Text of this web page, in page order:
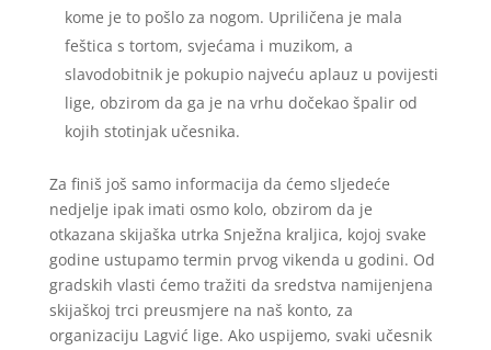
kome je to pošlo za nogom. Upriličena je mala
feštica s tortom, svjećama i muzikom, a
slavodobitnik je pokupio najveću aplauz u povijesti
lige, obzirom da ga je na vrhu dočekao špalir od
kojih stotinjak učesnika.
Za finiš još samo informacija da ćemo sljedeće
nedjelje ipak imati osmo kolo, obzirom da je
otkazana skijaška utrka Snježna kraljica, kojoj svake
godine ustupamo termin prvog vikenda u godini. Od
gradskih vlasti ćemo tražiti da sredstva namijenjena
skijaškoj trci preusmjere na naš konto, za
organizaciju Lagvić lige. Ako uspijemo, svaki učesnik